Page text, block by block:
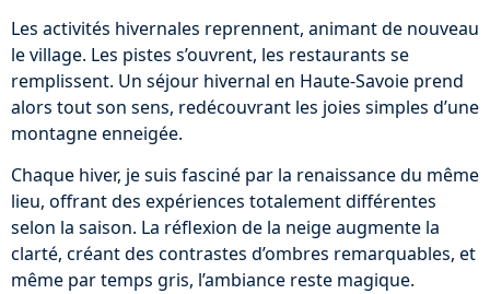
Les activités hivernales reprennent, animant de nouveau
le village. Les pistes s’ouvrent, les restaurants se
remplissent. Un séjour hivernal en Haute-Savoie prend
alors tout son sens, redécouvrant les joies simples d’une
montagne enneigée.
Chaque hiver, je suis fasciné par la renaissance du même
lieu, offrant des expériences totalement différentes
selon la saison. La réflexion de la neige augmente la
clarté, créant des contrastes d’ombres remarquables, et
même par temps gris, l’ambiance reste magique.